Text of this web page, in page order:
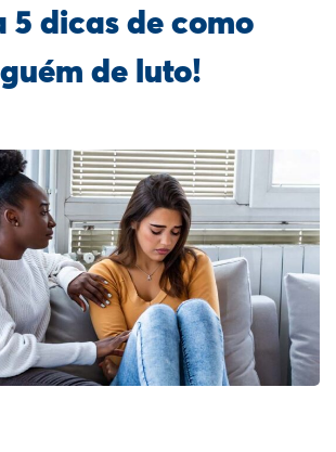
5 dicas de como
de luto!